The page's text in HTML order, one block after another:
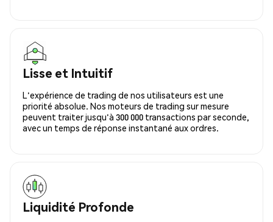
Lisse et Intuitif
L'expérience de trading de nos utilisateurs est une
priorité absolue. Nos moteurs de trading sur mesure
peuvent traiter jusqu'à 300 000 transactions par seconde,
avec un temps de réponse instantané aux ordres.
Liquidité Profonde